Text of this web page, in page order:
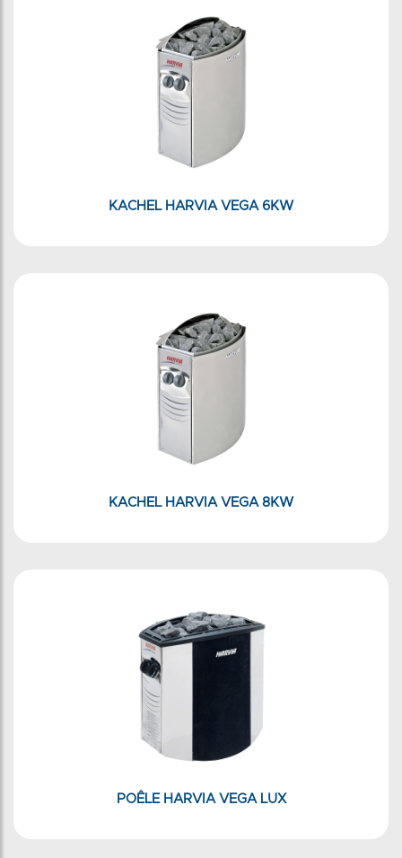
KACHEL HARVIA VEGA 6KW
KACHEL HARVIA VEGA 8KW
POÊLE HARVIA VEGA LUX